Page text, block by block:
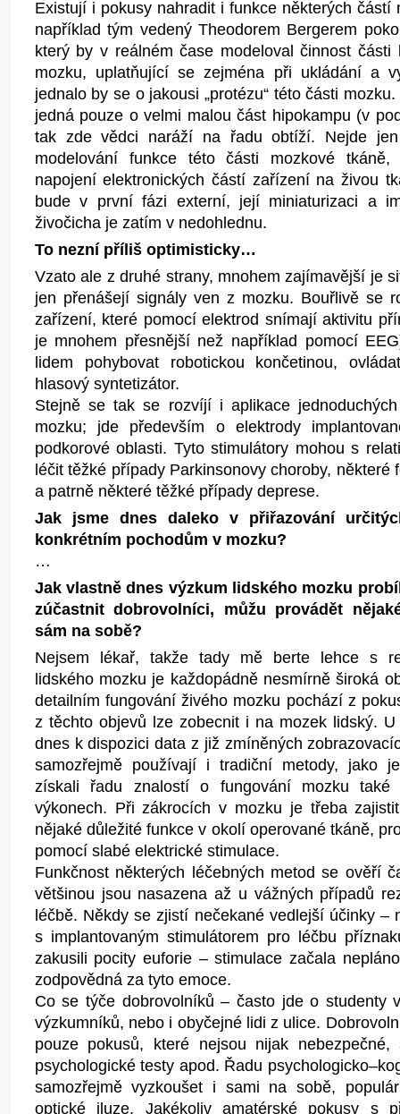
Existují i pokusy nahradit i funkce některých částí
například tým vedený Theodorem Bergerem
který by v reálném čase modeloval činnost části
mozku, uplatňující se zejména při ukládání a
jednalo by se o jakousi „protézu“ této části
jedná pouze o velmi malou část hipokampu (v
tak zde vědci naráží na řadu obtíží. Nejde
modelování funkce této části mozkové
napojení elektronických částí zařízení na živou
bude v první fázi externí, její miniaturizaci a
živočicha je zatím v nedohlednu.
To nezní příliš optimisticky…
Vzato ale z druhé strany, mnohem zajímavější je
jen přenášejí signály ven z mozku. Bouřlivě se
zařízení, které pomocí elektrod snímají aktivitu
je mnohem přesnější než například pomocí
lidem pohybovat robotickou končetinou,
hlasový syntetizátor.
Stejně se tak se rozvíjí i aplikace
mozku; jde především o elektrody
podkorové oblasti. Tyto stimulátory mohou s
léčit těžké případy Parkinsonovy choroby, některé
a patrně některé těžké případy deprese.
Jak jsme dnes daleko v přiřazování
konkrétním pochodům v mozku?
…
Jak vlastně dnes výzkum lidského mozku
zúčastnit dobrovolníci, můžu provádět
sám na sobě?
Nejsem lékař, takže tady mě berte lehce s
lidského mozku je každopádně nesmírně široká
detailním fungování živého mozku pochází z
z těchto objevů lze zobecnit i na mozek lidský.
dnes k dispozici data z již zmíněných
samozřejmě používají i tradiční metody, jako
získali řadu znalostí o fungování mozku také
výkonech. Při zákrocích v mozku je třeba
nějaké důležité funkce v okolí operované tkáně,
pomocí slabé elektrické stimulace.
Funkčnost některých léčebných metod se ověří
většinou jsou nasazena až u vážných případů
léčbě. Někdy se zjistí nečekané vedlejší účinky –
s implantovaným stimulátorem pro léčbu
zakusili pocity euforie – stimulace začala
zodpovědná za tyto emoce.
Co se týče dobrovolníků – často jde o studenty
výzkumníků, nebo i obyčejné lidi z ulice.
pouze pokusů, které nejsou nijak
psychologické testy apod. Řadu
samozřejmě vyzkoušet i sami na sobě,
optické iluze. Jakékoliv amatérské pokusy s